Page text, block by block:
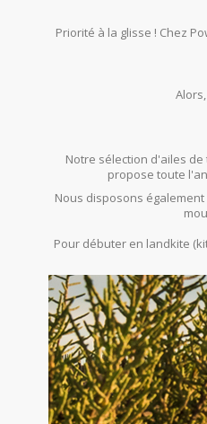
Priorité à la glisse ! Chez
Notre sélection d'ailes
propose toute
Nous disposons
Pour débuter en landkite